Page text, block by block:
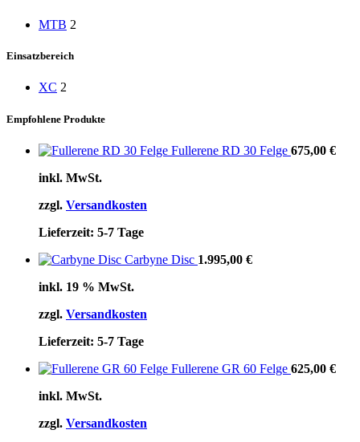
MTB 2
Einsatzbereich
XC 2
Empfohlene Produkte
Fullerene RD 30 Felge 675,00 €
inkl. MwSt.
zzgl. Versandkosten
Lieferzeit: 5-7 Tage
Carbyne Disc 1.995,00 €
inkl. 19 % MwSt.
zzgl. Versandkosten
Lieferzeit: 5-7 Tage
Fullerene GR 60 Felge 625,00 €
inkl. MwSt.
zzgl. Versandkosten